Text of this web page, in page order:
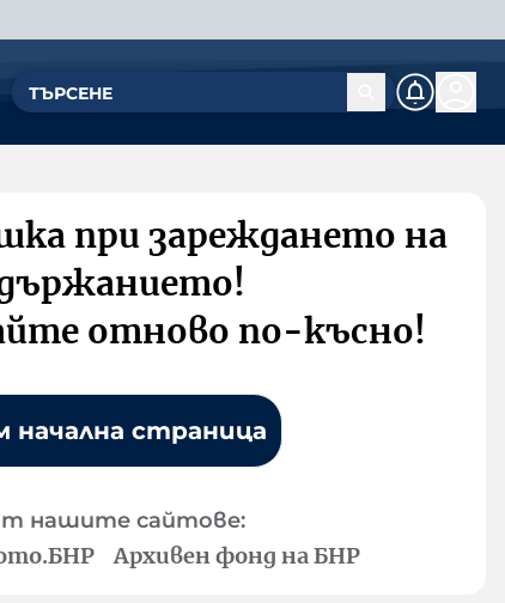
при зареждането на
отново по-късно!
начална страница
нашите сайтове:
Архивен фонд на БНР